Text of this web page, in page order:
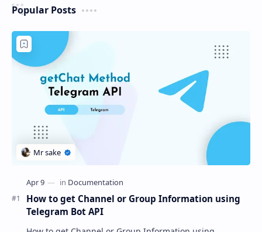
Popular Posts
How to get Channel or Group Information using
Telegram Bot API